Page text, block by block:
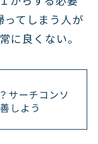
てしまう人が
に良くない。
サーチコンソ
しよう